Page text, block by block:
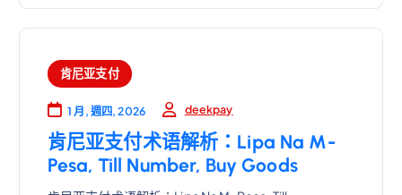
肯尼亚支付
1 月, 週四, 2026 deekpay
肯尼亚支付术语解析：Lipa Na M-
Pesa, Till Number, Buy Goods